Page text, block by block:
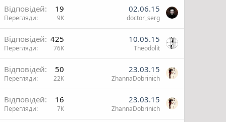
Відповідей 19
Перегляди 9К
02.06.15
doctor_serg
Відповідей 425
Перегляди 76К
10.05.15
Theodolit
Відповідей 50
Перегляди 22К
23.03.15
ZhannaDobrinich
Відповідей 16
Перегляди 7К
23.03.15
ZhannaDobrinich